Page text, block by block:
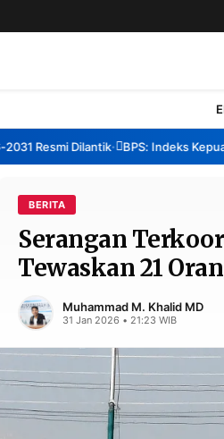
Dilantik• BPS: Indeks Kepuasan
BERITA
Serangan
Tewaskan 21
Muhammad M. Khalid MD
31 Jan 2026 • 21:23 WIB